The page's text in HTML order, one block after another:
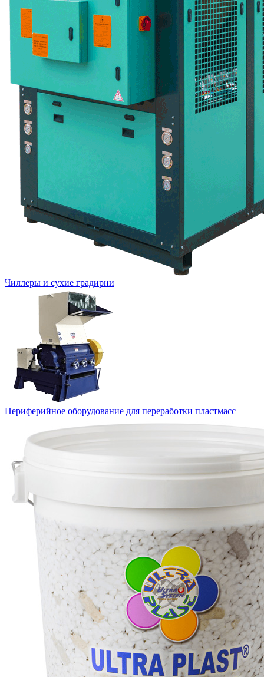
Чиллеры и сухие градирни
Периферийное оборудование для переработки пластмасс